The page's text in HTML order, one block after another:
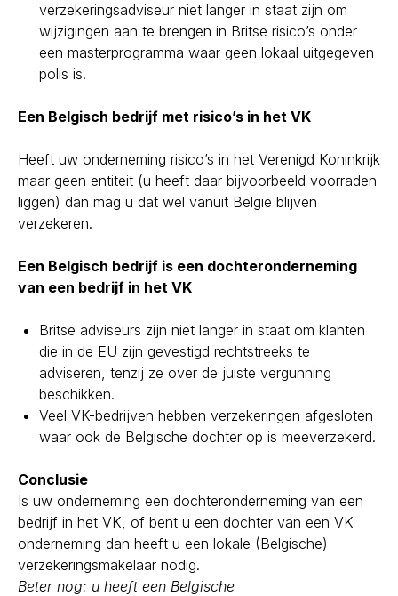
verzekeringsadviseur niet langer in staat zijn om
wijzigingen aan te brengen in Britse risico’s onder
een masterprogramma waar geen lokaal uitgegeven
polis is.
Een Belgisch bedrijf met risico’s in het VK
Heeft uw onderneming risico’s in het Verenigd Koninkrijk
maar geen entiteit (u heeft daar bijvoorbeeld voorraden
liggen) dan mag u dat wel vanuit België blijven
verzekeren.
Een Belgisch bedrijf is een dochteronderneming
van een bedrijf in het VK
Britse adviseurs zijn niet langer in staat om klanten
die in de EU zijn gevestigd rechtstreeks te
adviseren, tenzij ze over de juiste vergunning
beschikken.
Veel VK-bedrijven hebben verzekeringen afgesloten
waar ook de Belgische dochter op is meeverzekerd.
Conclusie
Is uw onderneming een dochteronderneming van een
bedrijf in het VK, of bent u een dochter van een VK
onderneming dan heeft u een lokale (Belgische)
verzekeringsmakelaar nodig.
Beter nog: u heeft een Belgische